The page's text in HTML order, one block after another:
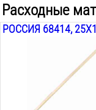
Расходные
РОССИЯ 68414,